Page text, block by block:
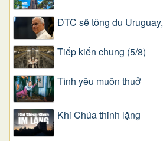
ĐTC sẽ tông du
Tiếp kiến chung (5/8)
Tình yêu muôn thuở
Khi Chúa thinh lặng